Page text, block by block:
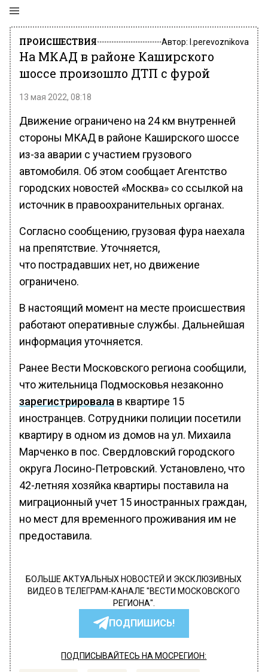
ПРОИСШЕСТВИЯ Автор: l.perevoznikova
На МКАД в районе Каширского
шоссе произошло ДТП с фурой
13 мая 2022, 08:18
Движение ограничено на 24 км внутренней
стороны МКАД в районе Каширского шоссе
из-за аварии с участием грузового
автомобиля. Об этом сообщает Агентство
городских новостей «Москва» со ссылкой на
источник в правоохранительных органах.
Согласно сообщению, грузовая фура наехала
на препятствие. Уточняется,
что пострадавших нет, но движение
ограничено.
В настоящий момент на месте происшествия
работают оперативные службы. Дальнейшая
информация уточняется.
Ранее Вести Московского региона сообщили,
что жительница Подмосковья незаконно
зарегистрировала в квартире 15
иностранцев. Сотрудники полиции посетили
квартиру в одном из домов на ул. Михаила
Марченко в пос. Свердловский городского
округа Лосино-Петровский. Установлено, что
42-летняя хозяйка квартиры поставила на
миграционный учет 15 иностранных граждан,
но мест для временного проживания им не
предоставила.
БОЛЬШЕ АКТУАЛЬНЫХ НОВОСТЕЙ И ЭКСКЛЮЗИВНЫХ
ВИДЕО В ТЕЛЕГРАМ-КАНАЛЕ "ВЕСТИ МОСКОВСКОГО
РЕГИОНА".
ПОДПИШИСЬ!
ПОДПИСЫВАЙТЕСЬ НА МОСРЕГИОН: